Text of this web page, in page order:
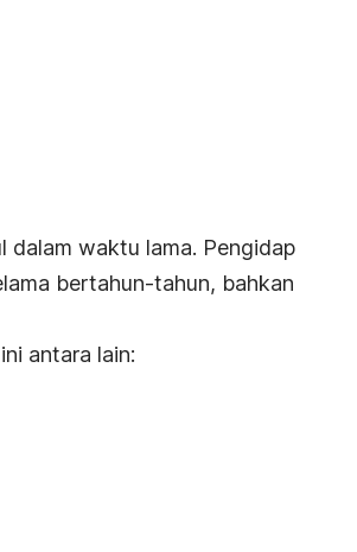
dalam waktu lama. Pengidap
bertahun-tahun, bahkan
antara lain: